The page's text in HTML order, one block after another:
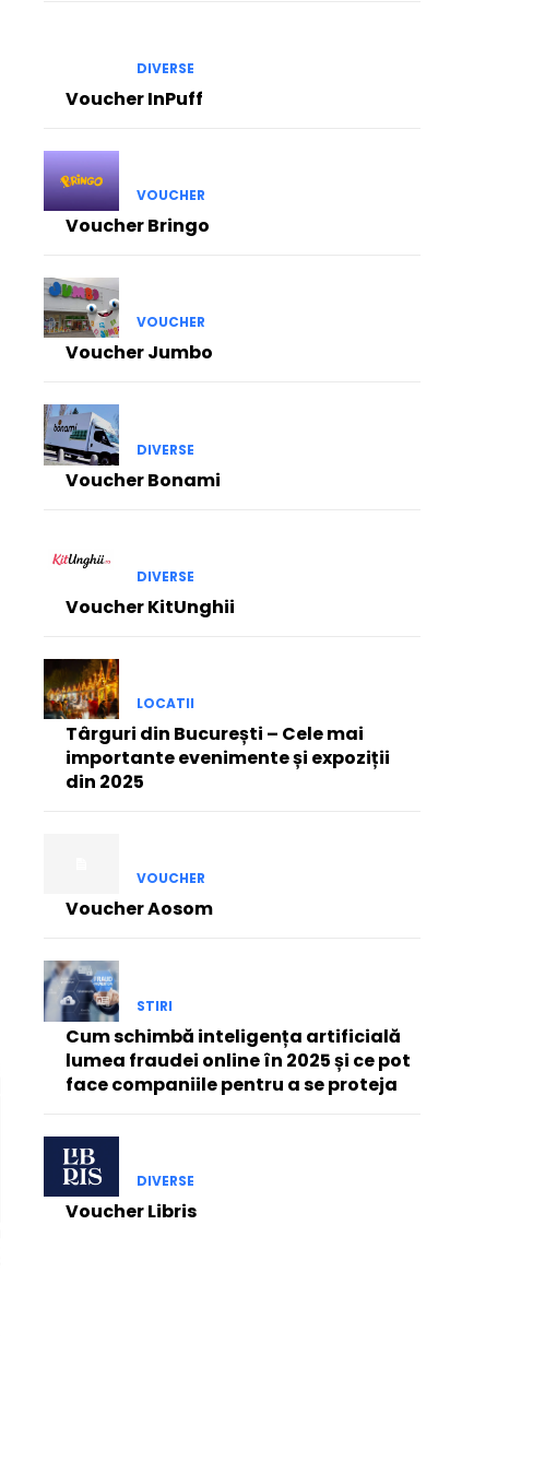
DIVERSE
Voucher InPuff
VOUCHER
Voucher Bringo
VOUCHER
Voucher Jumbo
DIVERSE
Voucher Bonami
DIVERSE
Voucher KitUnghii
LOCATII
Târguri din București – Cele mai
importante evenimente și expoziții
din 2025
VOUCHER
Voucher Aosom
STIRI
Cum schimbă inteligența artificială
lumea fraudei online în 2025 și ce pot
face companiile pentru a se proteja
DIVERSE
Voucher Libris